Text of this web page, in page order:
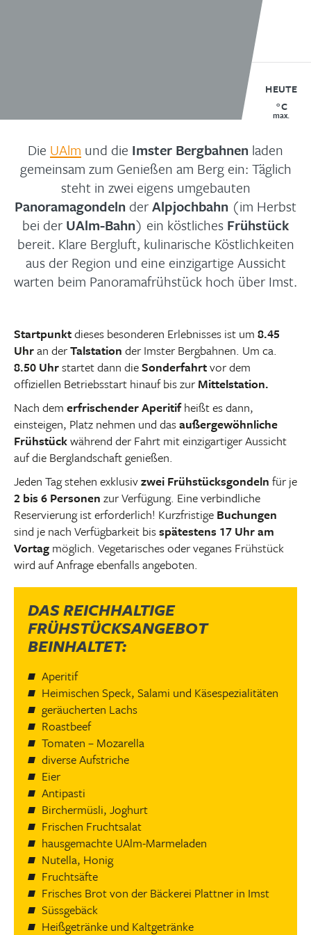
HEUTE
°C
max.
Die UAlm und die Imster Bergbahnen laden
gemeinsam zum Genießen am Berg ein: Täglich
steht in zwei eigens umgebauten
Panoramagondeln derAlpjochbahn (im Herbst
bei derUAlm-Bahn) ein köstliches Frühstück
bereit. Klare Bergluft, kulinarische Köstlichkeiten
aus der Region und eine einzigartige Aussicht
warten beim Panoramafrühstück hoch über Imst.
Startpunktdieses besonderen Erlebnisses ist um 8.45
Uhran derTalstation der Imster Bergbahnen. Um ca.
8.50 Uhrstartet dann dieSonderfahrtvor dem
offiziellen Betriebsstart hinauf bis zurMittelstation.
Nach dem erfrischender Aperitifheißt es dann,
einsteigen, Platz nehmen und dasaußergewöhnliche
Frühstückwährend der Fahrt mit einzigartiger Aussicht
auf die Berglandschaft genießen.
Jeden Tag stehen exklusivzwei Frühstücksgondeln für je
2 bis 6 Personen zur Verfügung. Eine verbindliche
Reservierung ist erforderlich! Kurzfristige Buchungen
sind je nach Verfügbarkeit bisspätestens 17 Uhr am
Vortag möglich. Vegetarisches oder veganes Frühstück
wird auf Anfrage ebenfalls angeboten.
DAS REICHHALTIGE
FRÜHSTÜCKSANGEBOT
BEINHALTET:
Aperitif
Heimischen Speck, Salami und Käsespezialitäten
geräucherten Lachs
Roastbeef
Tomaten – Mozarella
diverse Aufstriche
Eier
Antipasti
Birchermüsli, Joghurt
Frischen Fruchtsalat
hausgemachte UAlm-Marmeladen
Nutella, Honig
Fruchtsäfte
Frisches Brot von der Bäckerei Plattner in Imst
Süssgebäck
Heißgetränke und Kaltgetränke